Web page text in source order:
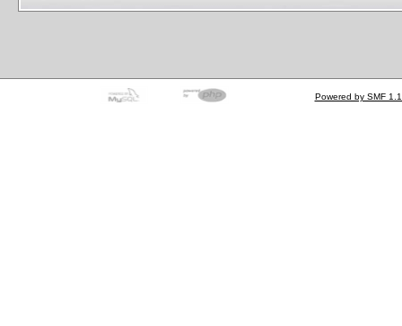
Powered by SMF